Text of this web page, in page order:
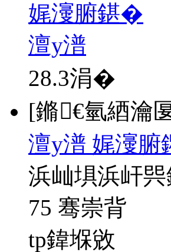
娓濅腑鍖�
澶у潽
28.3涓�
[鏅€氫綇瀹
澶у潽 娓濅腑
浜屾埧浜屽
75 骞崇背
tp鍏堢敓